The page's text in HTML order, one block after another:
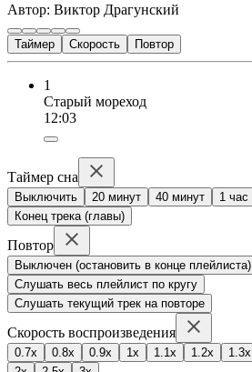
Автор: Виктор Драгунский
Таймер Скорость Повтор
1
Старый мореход
12:03
Таймер сна
Выключить 20 минут 40 минут 1 час
Конец трека (главы)
Повтор
Выключен (остановить в конце плейлиста)
Слушать весь плейлист по кругу
Слушать текущий трек на повторе
Скорость воспроизведения
0.7x 0.8x 0.9x 1x 1.1x 1.2x 1.3x